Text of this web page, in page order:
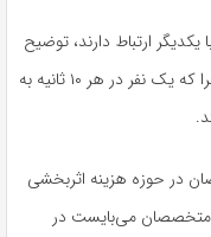
ارتباط دارند، توضیح
داد: دیابت، یک بیماری موثر بر اقتصاد است؛ چرا که یک نفر در هر ۱۰ ثانیه به
در حوزه هزینه اثربخشی
متخصصان می‌بایست در